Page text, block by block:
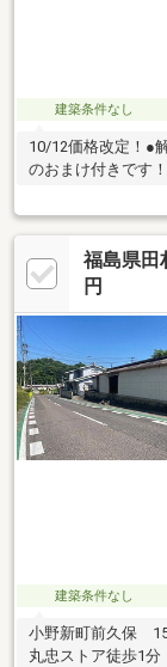
建築条件なし
10/12価格改定！●
のおまけ付きです！
福島県田
円
建築条件なし
小野新町前久保
丸忠ストア徒歩1分